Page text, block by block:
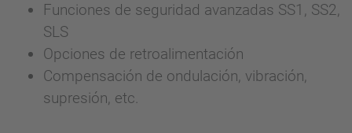
Funciones de seguridad avanzadas SS1, SS2,
SLS
Opciones de retroalimentación
Compensación de ondulación, vibración,
supresión, etc.